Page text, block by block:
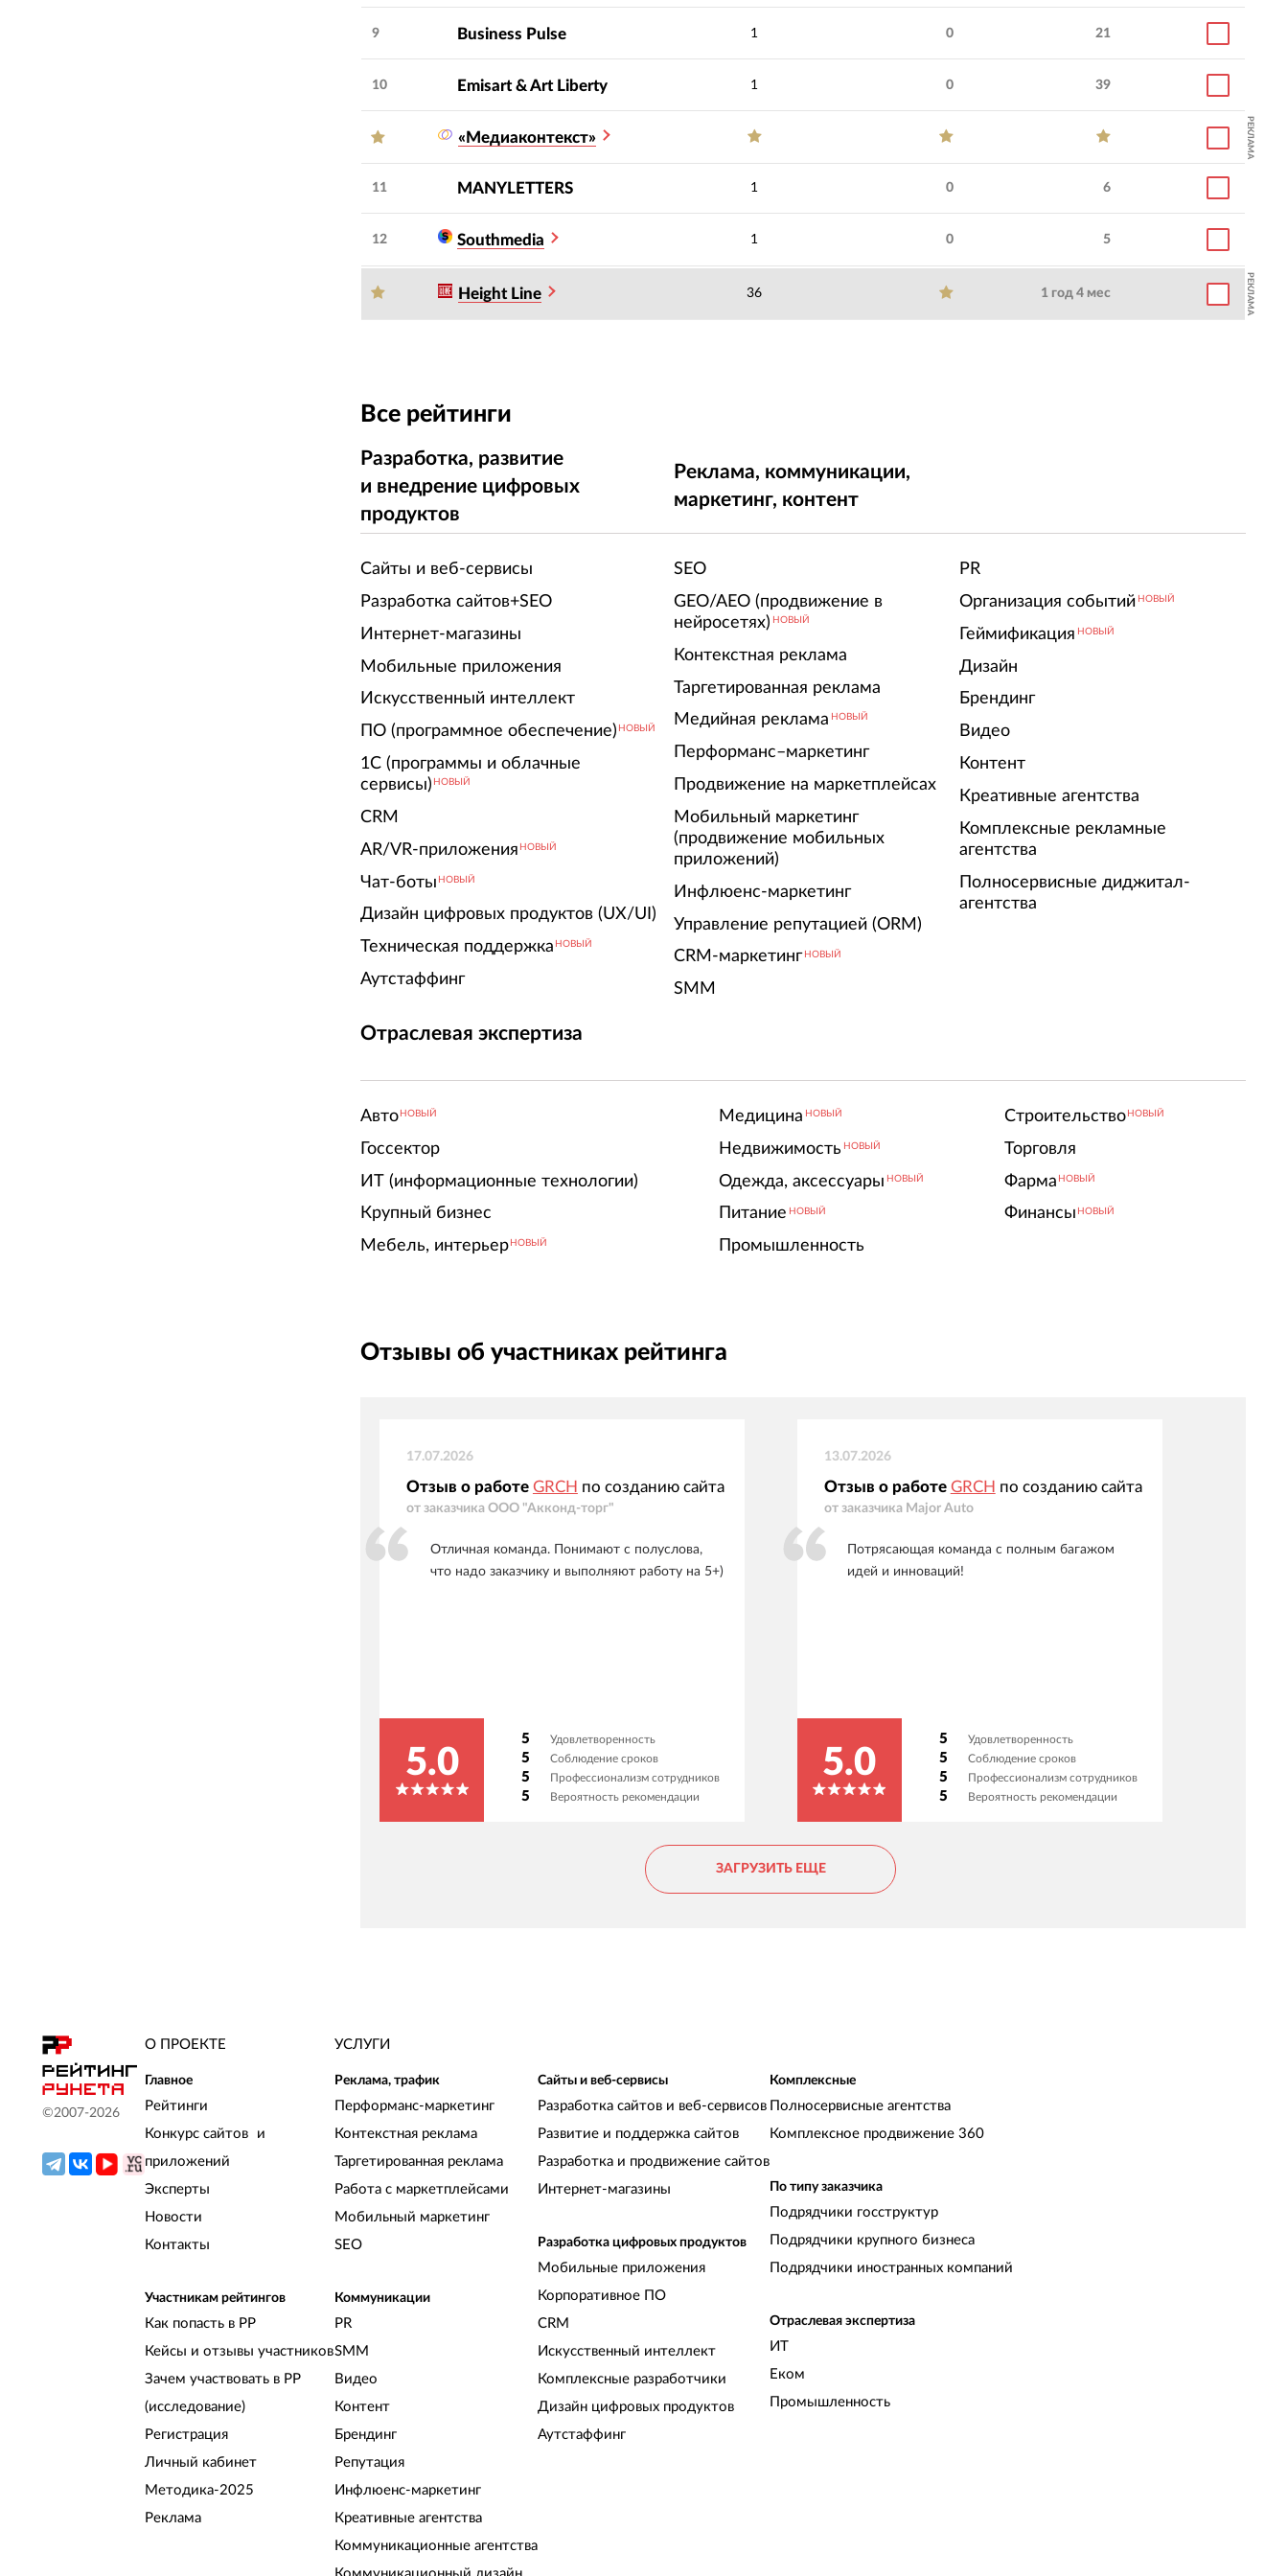
9 Business Pulse 1 0 21
10 Emisart & Art Liberty 1 0 39
«Медиаконтекст» РЕКЛАМА
11 MANYLETTERS 1 0 6
12 Southmedia 1 0 5
Height Line 36 1 год 4 мес РЕКЛАМА
Все рейтинги
Разработка, развитие
и внедрение цифровых
продуктов
Сайты и веб-сервисы
Разработка сайтов+SEO
Интернет-магазины
Мобильные приложения
Искусственный интеллект
ПО (программное обеспечение) НОВЫЙ
1С (программы и облачные
сервисы) НОВЫЙ
CRM
AR/VR-приложения НОВЫЙ
Чат-боты НОВЫЙ
Дизайн цифровых продуктов (UX/UI)
Техническая поддержка НОВЫЙ
Аутстаффинг
Реклама, коммуникации,
маркетинг, контент
SEO
GEO/AEO (продвижение в
нейросетях) НОВЫЙ
Контекстная реклама
Таргетированная реклама
Медийная реклама НОВЫЙ
Перформанс–маркетинг
Продвижение на маркетплейсах
Мобильный маркетинг
(продвижение мобильных
приложений)
Инфлюенс-маркетинг
Управление репутацией (ORM)
CRM-маркетинг НОВЫЙ
SMM
PR
Организация событий НОВЫЙ
Геймификация НОВЫЙ
Дизайн
Брендинг
Видео
Контент
Креативные агентства
Комплексные рекламные
агентства
Полносервисные диджитал-
агентства
Отраслевая экспертиза
Авто НОВЫЙ
Госсектор
ИТ (информационные технологии)
Крупный бизнес
Мебель, интерьер НОВЫЙ
Медицина НОВЫЙ
Недвижимость НОВЫЙ
Одежда, аксессуары НОВЫЙ
Питание НОВЫЙ
Промышленность
Строительство НОВЫЙ
Торговля
Фарма НОВЫЙ
Финансы НОВЫЙ
Отзывы об участниках рейтинга
17.07.2026
Отзыв о работе GRCH по созданию сайта
от заказчика ООО "Акконд-торг"
Отличная команда. Понимают с полуслова,
что надо заказчику и выполняют работу на 5+)
5.0
5 Удовлетворенность
5 Соблюдение сроков
5 Профессионализм сотрудников
5 Вероятность рекомендации
13.07.2026
Отзыв о работе GRCH по созданию сайта
от заказчика Major Auto
Потрясающая команда с полным багажом
идей и инноваций!
5.0
5 Удовлетворенность
5 Соблюдение сроков
5 Профессионализм сотрудников
5 Вероятность рекомендации
ЗАГРУЗИТЬ ЕЩЕ
©2007-2026
О ПРОЕКТЕ
Главное
Рейтинги
Конкурс сайтов и
приложений
Эксперты
Новости
Контакты
Участникам рейтингов
Как попасть в РР
Кейсы и отзывы участников
Зачем участвовать в РР
(исследование)
Регистрация
Личный кабинет
Методика-2025
Реклама
УСЛУГИ
Реклама, трафик
Перформанс-маркетинг
Контекстная реклама
Таргетированная реклама
Работа с маркетплейсами
Мобильный маркетинг
SEO
Коммуникации
PR
SMM
Видео
Контент
Брендинг
Репутация
Инфлюенс-маркетинг
Креативные агентства
Коммуникационные агентства
Сайты и веб-сервисы
Разработка сайтов и веб-сервисов
Развитие и поддержка сайтов
Разработка и продвижение сайтов
Интернет-магазины
Разработка цифровых продуктов
Мобильные приложения
Корпоративное ПО
CRM
Искусственный интеллект
Комплексные разработчики
Дизайн цифровых продуктов
Аутстаффинг
Комплексные
Полносервисные агентства
Комплексное продвижение 360
По типу заказчика
Подрядчики госструктур
Подрядчики крупного бизнеса
Подрядчики иностранных компаний
Отраслевая экспертиза
ИТ
Еком
Промышленность